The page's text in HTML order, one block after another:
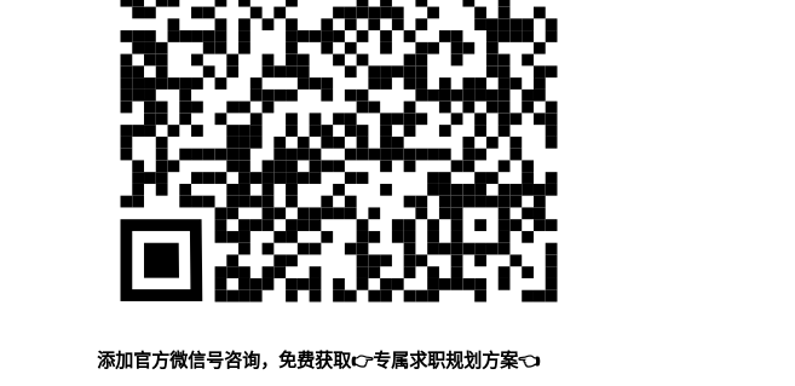
添加官方微信号咨询，免费获取👉专属求职规划方案👈